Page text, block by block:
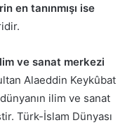
en tanınmışı ise
ve sanat merkezi
Alaeddin Keykûbat
ilim ve sanat
Türk-İslam Dünyası